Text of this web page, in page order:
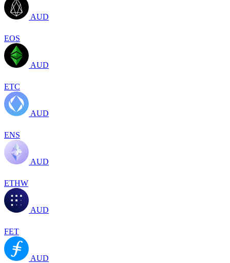
AUD
EOS
AUD
ETC
AUD
ENS
AUD
ETHW
AUD
FET
AUD